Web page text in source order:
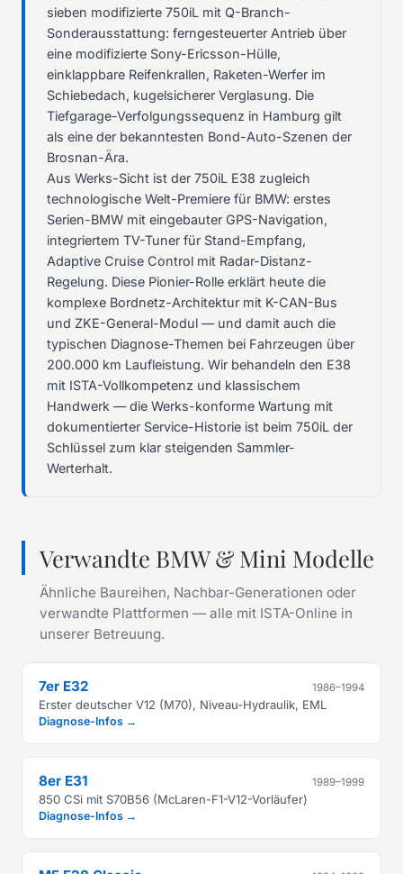
sieben modifizierte 750iL mit Q-Branch-
Sonderausstattung: ferngesteuerter Antrieb über
eine modifizierte Sony-Ericsson-Hülle,
einklappbare Reifenkrallen, Raketen-Werfer im
Schiebedach, kugelsicherer Verglasung. Die
Tiefgarage-Verfolgungssequenz in Hamburg gilt
als eine der bekanntesten Bond-Auto-Szenen der
Brosnan-Ära.
Aus Werks-Sicht ist der 750iL E38 zugleich
technologische Welt-Premiere für BMW: erstes
Serien-BMW mit eingebauter GPS-Navigation,
integriertem TV-Tuner für Stand-Empfang,
Adaptive Cruise Control mit Radar-Distanz-
Regelung. Diese Pionier-Rolle erklärt heute die
komplexe Bordnetz-Architektur mit K-CAN-Bus
und ZKE-General-Modul — und damit auch die
typischen Diagnose-Themen bei Fahrzeugen über
200.000 km Laufleistung. Wir behandeln den E38
mit ISTA-Vollkompetenz und klassischem
Handwerk — die Werks-konforme Wartung mit
dokumentierter Service-Historie ist beim 750iL der
Schlüssel zum klar steigenden Sammler-
Werterhalt.
Verwandte BMW & Mini Modelle
Ähnliche Baureihen, Nachbar-Generationen oder
verwandte Plattformen — alle mit ISTA-Online in
unserer Betreuung.
7er E32 1986–1994
Erster deutscher V12 (M70), Niveau-Hydraulik, EML
Diagnose-Infos →
8er E31 1989–1999
850 CSi mit S70B56 (McLaren-F1-V12-Vorläufer)
Diagnose-Infos →